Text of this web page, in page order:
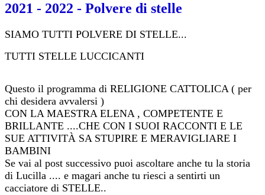
2021 - 2022 - Polvere di stelle
SIAMO TUTTI POLVERE DI STELLE...
TUTTI STELLE LUCCICANTI
Questo il programma di RELIGIONE CATTOLICA ( per
chi desidera avvalersi )
CON LA MAESTRA ELENA , COMPETENTE E
BRILLANTE ....CHE CON I SUOI RACCONTI E LE
SUE ATTIVITÀ SA STUPIRE E MERAVIGLIARE I
BAMBINI
Se vai al post successivo puoi ascoltare anche tu la storia
di Lucilla .... e magari anche tu riesci a sentirti un
cacciatore di STELLE..